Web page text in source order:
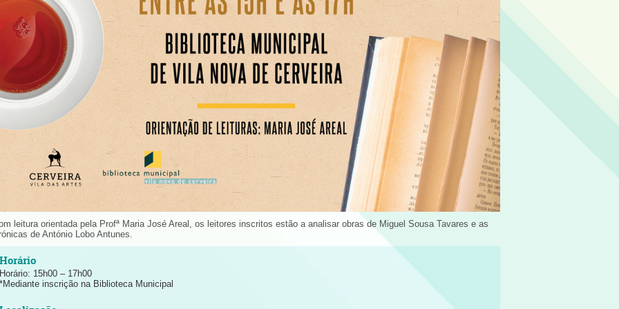
leitura orientada pela Profª Maria José Areal, os leitores inscritos estão a analisar obras de Miguel Sousa Tavares e as
de António Lobo Antunes.
Horário: 15h00 – 17h00
*Mediante inscrição na Biblioteca Municipal